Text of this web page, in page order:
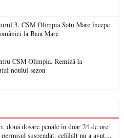
3. CSM Olimpia Satu Mare începe
la Baia Mare
CSM Olimpia. Remiză la
noului sezon
două dosare penale în doar 24 de ore
suspendat, celălalt nu a avut